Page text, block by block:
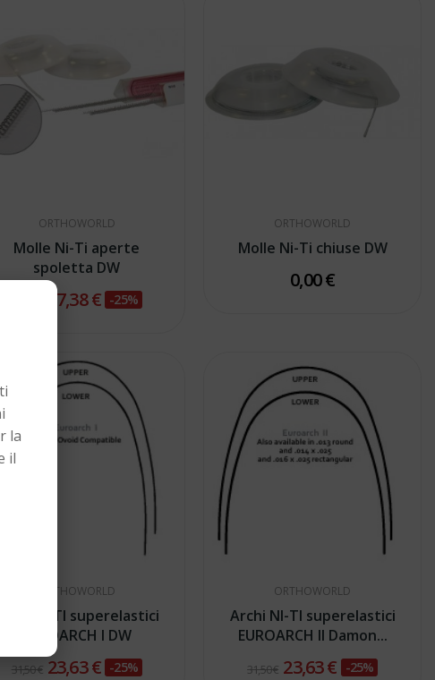
ORTHOWORLD
Molle Ni-Ti aperte
spoletta DW
27,38 € -25%
ORTHOWORLD
Molle Ni-Ti chiuse DW
0,00 €
ORTHOWORLD
Archi NI-TI superelastici
EUROARCH I DW
31,50 € 23,63 € -25%
ORTHOWORLD
Archi NI-TI superelastici
EUROARCH II Damon...
31,50 € 23,63 € -25%
la
il